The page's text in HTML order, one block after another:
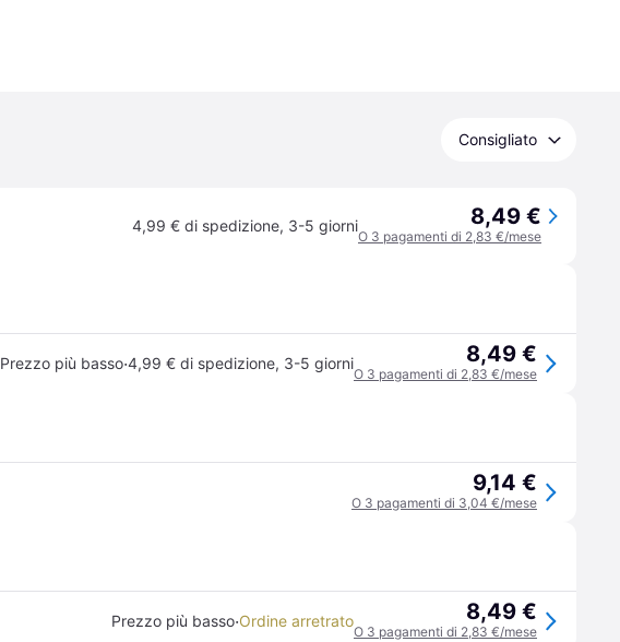
Consigliato
4,99 € di spedizione, 3-5 giorni 8,49 €
O 3 pagamenti di 2,83 €/mese
Prezzo più basso·4,99 € di spedizione, 3-5 giorni 8,49 €
O 3 pagamenti di 2,83 €/mese
9,14 €
O 3 pagamenti di 3,04 €/mese
Prezzo più basso·Ordine arretrato 8,49 €
O 3 pagamenti di 2,83 €/mese